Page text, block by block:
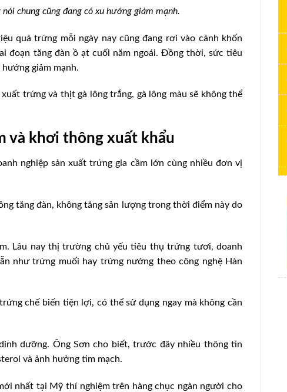
chung cũng đang có xu hướng giảm mạnh.
quả trứng mỗi ngày nay cũng đang rơi vào cảnh khốn
đoạn tăng đàn ồ ạt cuối năm ngoái. Đồng thời, sức tiêu
giảm mạnh.
trứng và thịt gà lông trắng, gà lông màu sẽ không thể
và khơi thông xuất khẩu
nghiệp sản xuất trứng gia cầm lớn cùng nhiều đơn vị
tăng đàn, không tăng sản lượng trong thời điểm này do
Lâu nay thị trường chủ yếu tiêu thụ trứng tươi, doanh
như trứng muối hay trứng nướng theo công nghệ Hàn
chế biến tiện lợi, có thể sử dụng ngay mà không cần
dưỡng. Ông Sơn cho biết, trước đây nhiều thông tin
và ảnh hưởng tim mạch.
nhất tại Mỹ thí nghiệm trên hàng chục ngàn người cho